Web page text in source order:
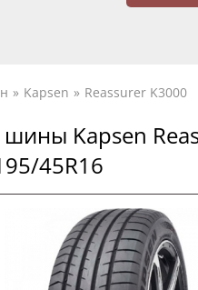
Kapsen Reassurer K3000
Kapsen
45R16